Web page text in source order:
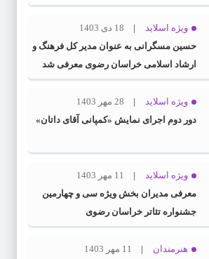
ویژه اسلاید
18 دی 1403
حسین مسگرانی به عنوان مدیر کل فرهنگ و
ارشاد اسلامی خراسان رضوی معرفی شد
ویژه اسلاید
28 مهر 1403
دور دوم اجرای نمایش «کمپانی آقای داتان»
ویژه اسلاید
11 مهر 1403
معرفی مدیران بخش ویژه سی و چهارمین
جشنواره تئاتر خراسان رضوی
هنرمندان
11 مهر 1403